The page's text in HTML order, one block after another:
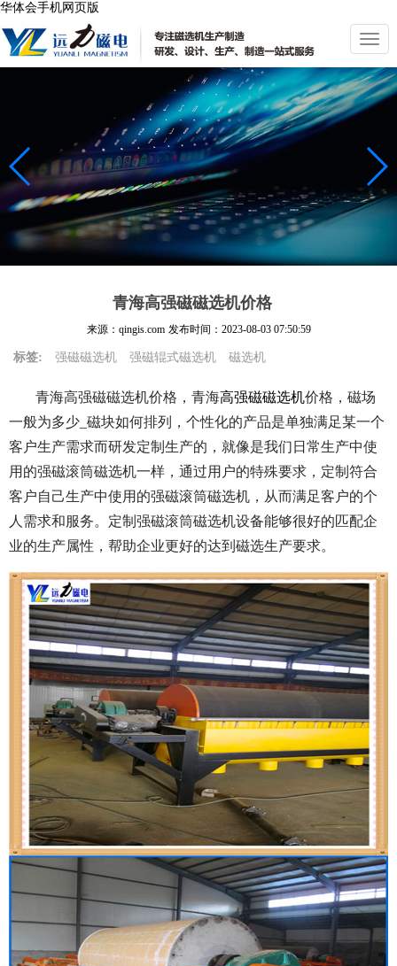
华体会手机网页版
切
换
导
航
青海高强磁磁选机价格
来源：qingis.com 发布时间： 2023-08-03 07:50:59
标签: 强磁磁选机 强磁辊式磁选机 磁选机
青海高强磁磁选机价格，青海高强磁磁选机价格，磁场
一般为多少_磁块如何排列，个性化的产品是单独满足某一个
客户生产需求而研发定制生产的，就像是我们日常生产中使
用的强磁滚筒磁选机一样，通过用户的特殊要求，定制符合
客户自己生产中使用的强磁滚筒磁选机，从而满足客户的个
人需求和服务。定制强磁滚筒磁选机设备能够很好的匹配企
业的生产属性，帮助企业更好的达到磁选生产要求。